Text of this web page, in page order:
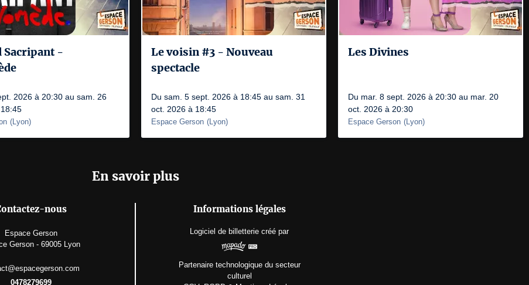
Sacripant -
2026 à 20:30 au sam. 26
(Lyon)
Le voisin #3 - Nouveau
spectacle
Du sam. 5 sept. 2026 à 18:45 au sam. 31
oct. 2026 à 18:45
Espace Gerson (Lyon)
Les Divines
Du mar. 8 sept. 2026 à 20:30 au mar. 20
oct. 2026 à 20:30
Espace Gerson (Lyon)
En savoir plus
nous
Espace Gerson
Gerson - 69005 Lyon
0478279699
Informations légales
Logiciel de billetterie créé par
Partenaire technologique du secteur
culturel